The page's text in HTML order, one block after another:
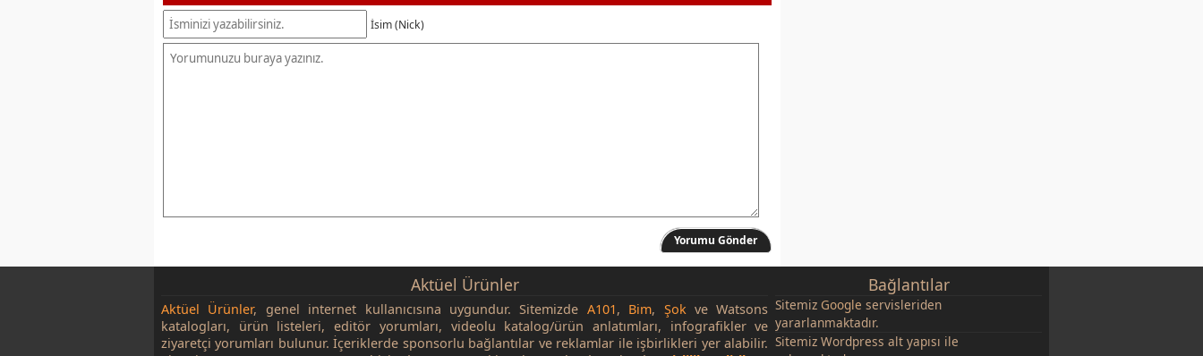
İsim (Nick)
Yorumu Gönder
Aktüel Ürünler
Aktüel Ürünler, genel internet kullanıcısına uygundur. Sitemizde A101, Bim, Şokve Watsons
katalogları, ürün listeleri, editör yorumları, videolu katalog/ürün anlatımları, infografikler ve
ziyaretçi yorumları bulunur. İçeriklerde sponsorlu bağlantılar ve reklamlar ile işbirlikleri yer alabilir.
Bağlantılar
Sitemiz Google servisleriden
yararlanmaktadır.
Sitemiz Wordpress alt yapısı ile